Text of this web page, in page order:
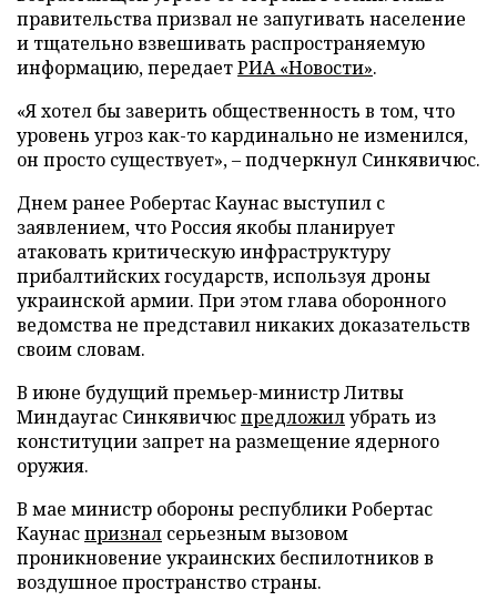
правительства призвал не запугивать население
и тщательно взвешивать распространяемую
информацию, передаетРИА «Новости».
«Я хотел бы заверить общественность в том, что
уровень угроз как-то кардинально не изменился,
он просто существует», – подчеркнул Синкявичюс.
Днем ранее Робертас Каунас выступил с
заявлением, что Россия якобы планирует
атаковать критическую инфраструктуру
прибалтийских государств, используя дроны
украинской армии. При этом глава оборонного
ведомства не представил никаких доказательств
своим словам.
В июне будущий премьер-министр Литвы
Миндаугас Синкявичюспредложилубрать из
конституции запрет на размещение ядерного
оружия.
В мае министр обороны республики Робертас
Каунаспризнал серьезным вызовом
проникновение украинских беспилотников в
воздушное пространство страны.